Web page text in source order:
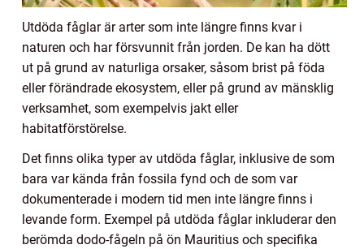
Utdöda fåglar är arter som inte längre finns kvar i
naturen och har försvunnit från jorden. De kan ha dött
ut på grund av naturliga orsaker, såsom brist på föda
eller förändrade ekosystem, eller på grund av mänsklig
verksamhet, som exempelvis jakt eller
habitatförstörelse.
Det finns olika typer av utdöda fåglar, inklusive de som
bara var kända från fossila fynd och de som var
dokumenterade i modern tid men inte längre finns i
levande form. Exempel på utdöda fåglar inkluderar den
berömda dodo-fågeln på ön Mauritius och specifika